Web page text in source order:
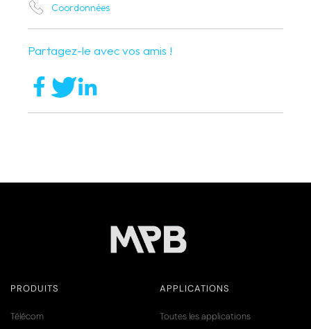
Coordonnées
Partagez-le avec vos amis !
PRODUITS
Télécom
APPLICATIONS
Toutes les applications